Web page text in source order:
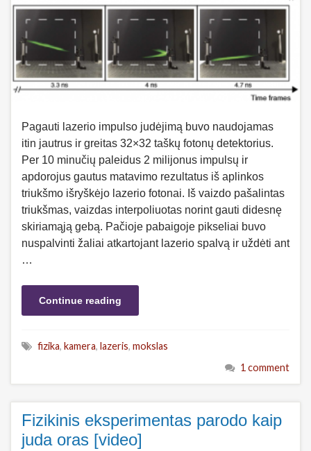
Pagauti lazerio impulso judėjimą buvo naudojamas
itin jautrus ir greitas 32×32 taškų fotonų detektorius.
Per 10 minučių paleidus 2 milijonus impulsų ir
apdorojus gautus matavimo rezultatus iš aplinkos
triukšmo išryškėjo lazerio fotonai. Iš vaizdo pašalintas
triukšmas, vaizdas interpoliuotas norint gauti didesnę
skiriamąją gebą. Pačioje pabaigoje pikseliai buvo
nuspalvinti žaliai atkartojant lazerio spalvą ir uždėti ant
…
Continue reading
fizika, kamera, lazeris, mokslas
1 comment
Fizikinis eksperimentas parodo kaip
juda oras [video]